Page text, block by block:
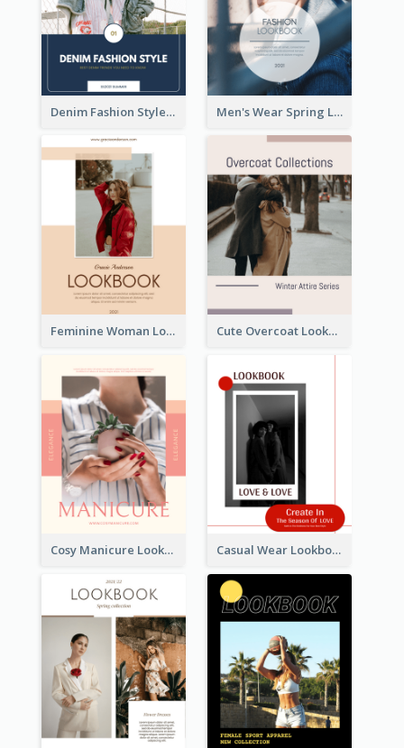
Denim Fashion Style Lookbook Men's Wear Spring Lookbook
Feminine Woman Lookbook Cute Overcoat Lookbook
Cosy Manicure Lookbook Casual Wear Lookbook